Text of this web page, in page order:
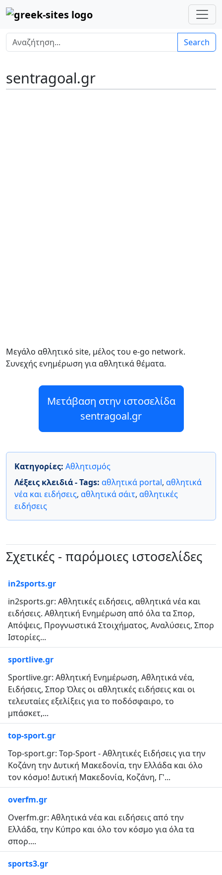
Search
sentragoal.gr
Μεγάλο αθλητικό site, μέλος του e-go network.
Συνεχής ενημέρωση για αθλητικά θέματα.
Μετάβαση στην ιστοσελίδα
sentragoal.gr
Κατηγορίες: Αθλητισμός
Λέξεις κλειδιά - Tags: αθλητικά portal, αθλητικά
νέα και ειδήσεις, αθλητικά σάιτ, αθλητικές
ειδήσεις
Σχετικές - παρόμοιες ιστοσελίδες
in2sports.gr
in2sports.gr: Αθλητικές ειδήσεις, αθλητικά νέα και
ειδήσεις. Αθλητική Ενημέρωση από όλα τα Σπορ,
Απόψεις, Προγνωστικά Στοιχήματος, Αναλύσεις, Σπορ
Ιστορίες...
sportlive.gr
Sportlive.gr: Αθλητική Ενημέρωση, Αθλητικά νέα,
Ειδήσεις, Σπορ Όλες οι αθλητικές ειδήσεις και οι
τελευταίες εξελίξεις για το ποδόσφαιρο, το
μπάσκετ,...
top-sport.gr
Top-sport.gr: Top-Sport - Αθλητικές Ειδήσεις για την
Κοζάνη την Δυτική Μακεδονία, την Ελλάδα και όλο
τον κόσμο! Δυτική Μακεδονία, Κοζάνη, Γ'...
overfm.gr
Overfm.gr: Αθλητικά νέα και ειδήσεις από την
Ελλάδα, την Κύπρο και όλο τον κόσμο για όλα τα
σπορ....
sports3.gr